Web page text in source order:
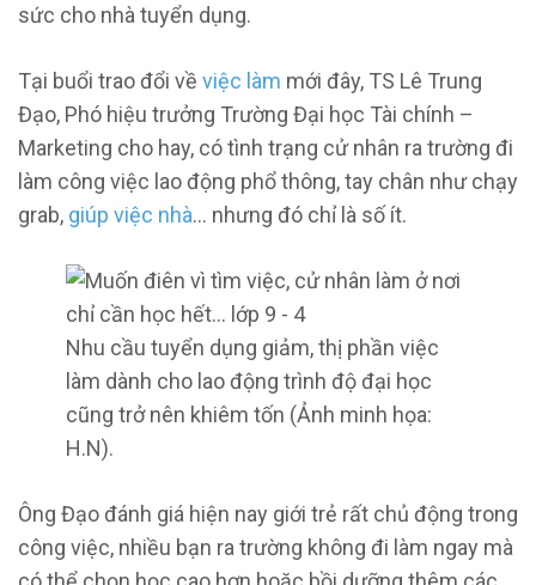
sức cho nhà tuyển dụng.
Tại buổi trao đổi về việc làm mới đây, TS Lê Trung
Đạo, Phó hiệu trưởng Trường Đại học Tài chính –
Marketing cho hay, có tình trạng cử nhân ra trường đi
làm công việc lao động phổ thông, tay chân như chạy
grab, giúp việc nhà… nhưng đó chỉ là số ít.
Nhu cầu tuyển dụng giảm, thị phần việc
làm dành cho lao động trình độ đại học
cũng trở nên khiêm tốn (Ảnh minh họa:
H.N).
Ông Đạo đánh giá hiện nay giới trẻ rất chủ động trong
công việc, nhiều bạn ra trường không đi làm ngay mà